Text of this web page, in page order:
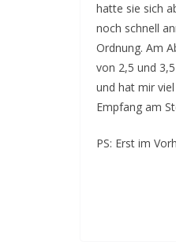
hatte sie sich
noch schnell
Ordnung. Am
von 2,5 und
und hat mir
Empfang am
PS: Erst im